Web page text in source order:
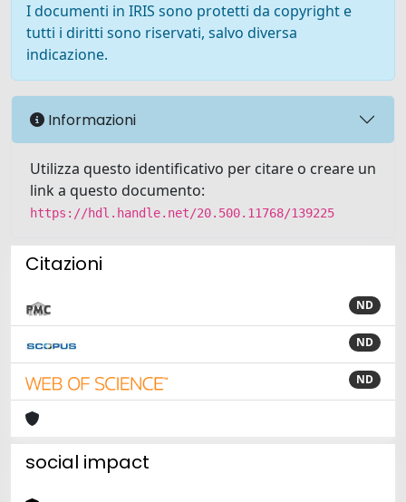
I documenti in IRIS sono protetti da copyright e
tutti i diritti sono riservati, salvo diversa
indicazione.
Informazioni
Utilizza questo identificativo per citare o creare un
link a questo documento:
https://hdl.handle.net/20.500.11768/139225
Citazioni
ND
ND
ND
social impact